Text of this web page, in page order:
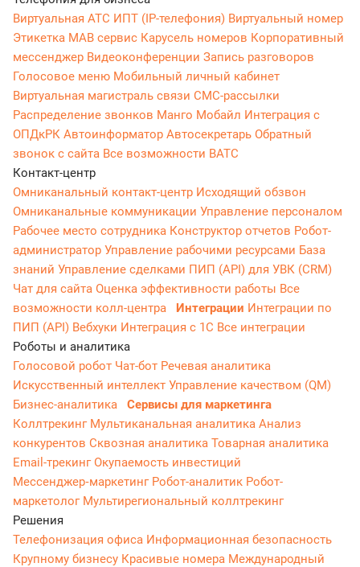
Виртуальная АТС ИПТ (IP-телефония) Виртуальный номер
Этикетка МАВ сервис Карусель номеров Корпоративный
мессенджер Видеоконференции Запись разговоров
Голосовое меню Мобильный личный кабинет
Виртуальная магистраль связи СМС-рассылки
Распределение звонков Манго Мобайл Интеграция с
ОПДкРК Автоинформатор Автосекретарь Обратный
звонок с сайта Все возможности ВАТС
Контакт-центр
Омниканальный контакт-центр Исходящий обзвон
Омниканальные коммуникации Управление персоналом
Рабочее место сотрудника Конструктор отчетов Робот-
администратор Управление рабочими ресурсами База
знаний Управление сделками ПИП (API) для УВК (CRM)
Чат для сайта Оценка эффективности работы Все
возможности колл-центра
Интеграции Интеграции по
ПИП (API) Вебхуки Интеграция с 1С Все интеграции
Роботы и аналитика
Голосовой робот Чат-бот Речевая аналитика
Искусственный интеллект Управление качеством (QM)
Бизнес-аналитика
Сервисы для маркетинга
Коллтрекинг Мультиканальная аналитика Анализ
конкурентов Сквозная аналитика Товарная аналитика
Email-трекингОкупаемость инвестиций
Мессенджер‑маркетинг Робот-аналитик Робот-
маркетолог Мультирегиональный коллтрекинг
Решения
Телефонизация офиса Информационная безопасность
Крупному бизнесу Красивые номера Международный